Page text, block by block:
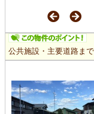
公共施設・主要道路ま